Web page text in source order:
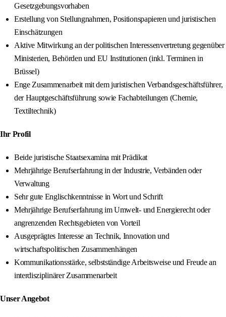
Gesetzgebungsvorhaben
Erstellung von Stellungnahmen, Positionspapieren und juristischen
Einschätzungen
Aktive Mitwirkung an der politischen Interessenvertretung gegenüber
Ministerien, Behörden und EU Institutionen (inkl. Terminen in
Brüssel)
Enge Zusammenarbeit mit dem juristischen Verbandsgeschäftsführer,
der Hauptgeschäftsführung sowie Fachabteilungen (Chemie,
Textiltechnik)
Ihr Profil
Beide juristische Staatsexamina mit Prädikat
Mehrjährige Berufserfahrung in der Industrie, Verbänden oder
Verwaltung
Sehr gute Englischkenntnisse in Wort und Schrift
Mehrjährige Berufserfahrung im Umwelt- und Energierecht oder
angrenzenden Rechtsgebieten von Vorteil
Ausgeprägtes Interesse an Technik, Innovation und
wirtschaftspolitischen Zusammenhängen
Kommunikationsstärke, selbstständige Arbeitsweise und Freude an
interdisziplinärer Zusammenarbeit
Unser Angebot